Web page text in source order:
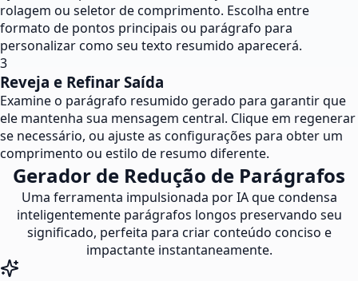
rolagem ou seletor de comprimento. Escolha entre
formato de pontos principais ou parágrafo para
personalizar como seu texto resumido aparecerá.
3
Reveja e Refinar Saída
Examine o parágrafo resumido gerado para garantir que
ele mantenha sua mensagem central. Clique em regenerar
se necessário, ou ajuste as configurações para obter um
comprimento ou estilo de resumo diferente.
Gerador de Redução de Parágrafos
Uma ferramenta impulsionada por IA que condensa
inteligentemente parágrafos longos preservando seu
significado, perfeita para criar conteúdo conciso e
impactante instantaneamente.